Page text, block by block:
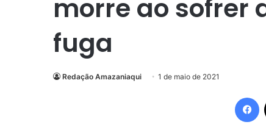
morre ao sofrer
fuga
Redação Amazaniaqui 1 de maio de 2021